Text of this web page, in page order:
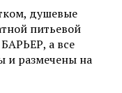
душевые
питьевой
а все
и размечены на